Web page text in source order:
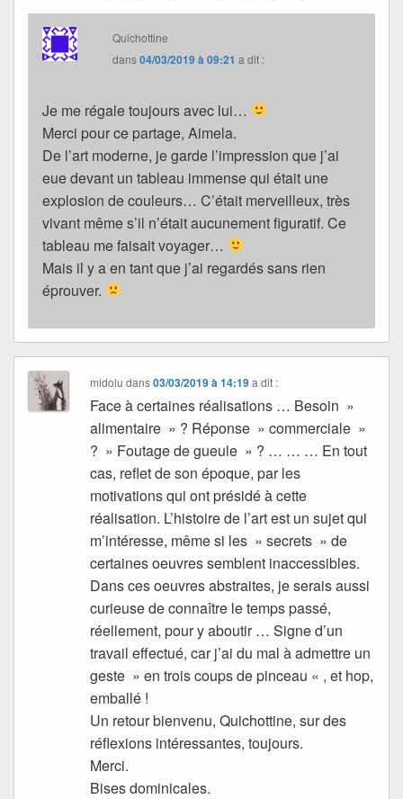
Quichottine
dans04/03/2019 à 09:21 a dit :
Je me régale toujours avec lui…
Merci pour ce partage, Aimela.
De l’art moderne, je garde l’impression que j’ai
eue devant un tableau immense qui était une
explosion de couleurs… C’était merveilleux, très
vivant même s’il n’était aucunement figuratif. Ce
tableau me faisait voyager…
Mais il y a en tant que j’ai regardés sans rien
éprouver.
midolu dans03/03/2019 à 14:19 a dit :
Face à certaines réalisations … Besoin »
alimentaire » ? Réponse » commerciale »
? » Foutage de gueule » ? … … … En tout
cas, reflet de son époque, par les
motivations qui ont présidé à cette
réalisation. L’histoire de l’art est un sujet qui
m’intéresse, même si les » secrets » de
certaines oeuvres semblent inaccessibles.
Dans ces oeuvres abstraites, je serais aussi
curieuse de connaître le temps passé,
réellement, pour y aboutir … Signe d’un
travail effectué, car j’ai du mal à admettre un
geste » en trois coups de pinceau « , et hop,
emballé !
Un retour bienvenu, Quichottine, sur des
réflexions intéressantes, toujours.
Merci.
Bises dominicales.